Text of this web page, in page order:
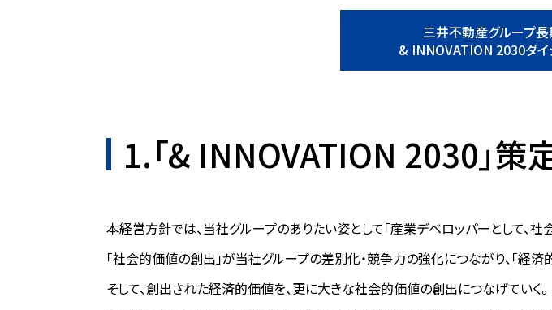
三井不動産グループ
& INNOVATION 2030ダ
1.「& INNOVATION 2030」策
本経営方針では、当社グループのありたい姿として「産業デベロッパーとして、
「社会的価値の創出」が当社グループの差別化・競争力の強化につながり、「経済
そして、創出された経済的価値を、更に大きな社会的価値の創出につなげていく。